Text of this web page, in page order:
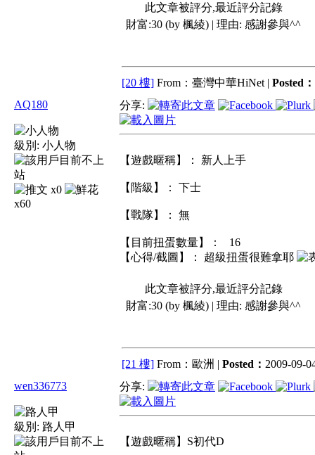
此文章被評分,最近評分記錄
財富:30 (by 楓綾) | 理由: 感謝參與^^
[20 樓] From：臺灣中華HiNet | Posted：
AQ180
級別: 小人物
x0
x60
分享:
【遊戲暱稱】： 新人上手
【階級】： 下士
【戰隊】： 無
【目前扭蛋數量】： 16
【心得/截圖】： 超級扭蛋很難拿耶
此文章被評分,最近評分記錄
財富:30 (by 楓綾) | 理由: 感謝參與^^
[21 樓] From：歐洲 | Posted： 2009-09-
wen336773
級別: 路人甲
分享:
【遊戲暱稱】S初代D